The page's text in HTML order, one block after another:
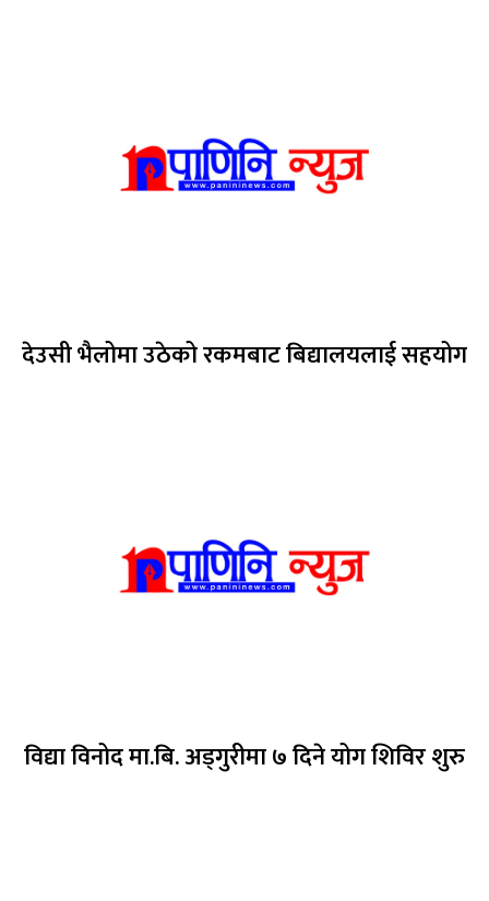
देउसी भैलोमा उठेको रकमबाट बिद्यालयलाई सहयोग
विद्या विनोद मा.बि. अड्गुरीमा ७ दिने योग शिविर शुरु